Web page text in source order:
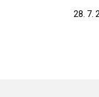
28. 7.